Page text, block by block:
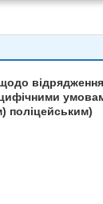
поліцейським)